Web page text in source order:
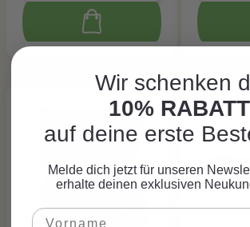
Wir schenken
10% RABATT
auf deine erste
Melde dich jetzt für unseren
erhalte deinen exklusiven